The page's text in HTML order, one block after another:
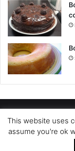
POLÍTICA DE
This website uses
assume you're ok